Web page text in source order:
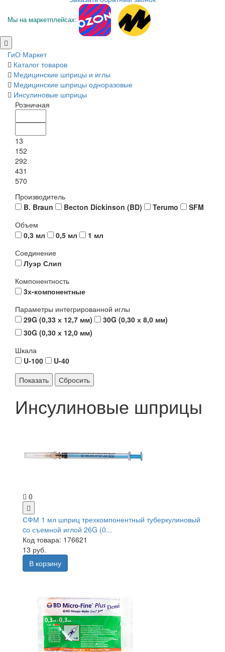
Мы на маркетплейсах:
ГиО Маркет
Каталог товаров
Медицинские шприцы и иглы
Медицинские шприцы одноразовые
Инсулиновые шприцы
Розничная
13
152
292
431
570
Производитель
B. Braun
Becton Dickinson (BD) Terumo
SFM
Объем
0,3 мл
0,5 мл
1 мл
Соединение
Луэр Слип
Компонентность
3х-компонентные
Параметры интегрированной иглы
29G (0,33 х 12,7 мм)
30G (0,30 х 8,0 мм)
30G (0,30 х 12,0 мм)
Шкала
U-100
U-40
Инсулиновые шприцы
0
СФМ 1 мл шприц трехкомпонентный туберкулиновый
cо съемной иглой 26G (0...
Код товара: 176621
13 руб.
В корзину